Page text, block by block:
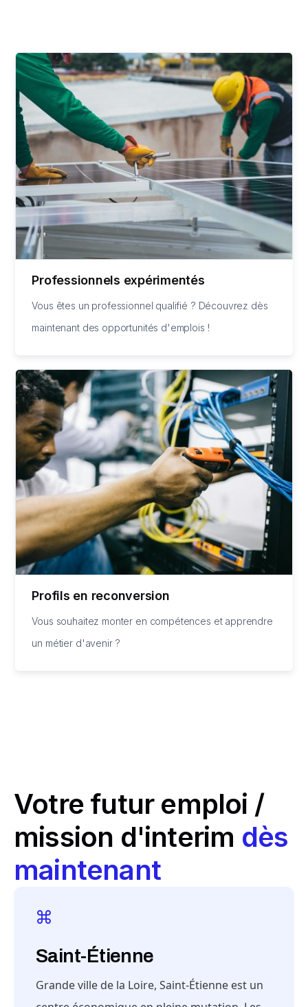
Professionnels expérimentés
Vous êtes un professionnel qualifié ? Découvrez dès
maintenant des opportunités d'emplois !
Profils en reconversion
Vous souhaitez monter en compétences et apprendre
un métier d'avenir ?
Votre futur emploi /
mission d'interim dès
maintenant
Saint-Étienne
Grande ville de la Loire, Saint-Étienne est un